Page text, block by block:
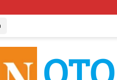
Polres Mesuji